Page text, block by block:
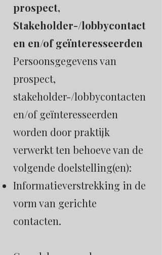
prospect,
Stakeholder-/lobbycontact
en en/of geïnteresseerden
Persoonsgegevens van
prospect,
stakeholder-/lobbycontacten
en/of geïnteresseerden
worden door praktijk
verwerkt ten behoeve van de
volgende doelstelling(en):
Informatieverstrekking in de
vorm van gerichte
contacten.